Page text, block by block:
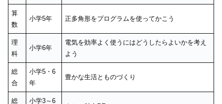
算
数
小学5年 正多角形をプログラムを使ってかこう
理
科
小学6年
電気を効率よく使うにはどうしたらよいかを考え
よう
総
合
小学5・6
年
豊かな生活とものづくり
総
小学3～6